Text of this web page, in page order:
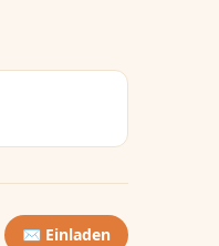
✉️ Einladen